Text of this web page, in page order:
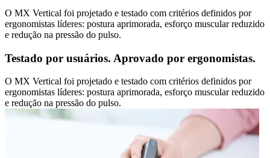
O MX Vertical foi projetado e testado com critérios definidos por
ergonomistas líderes: postura aprimorada, esforço muscular reduzido
e redução na pressão do pulso.
Testado por usuários. Aprovado por ergonomistas.
O MX Vertical foi projetado e testado com critérios definidos por
ergonomistas líderes: postura aprimorada, esforço muscular reduzido
e redução na pressão do pulso.